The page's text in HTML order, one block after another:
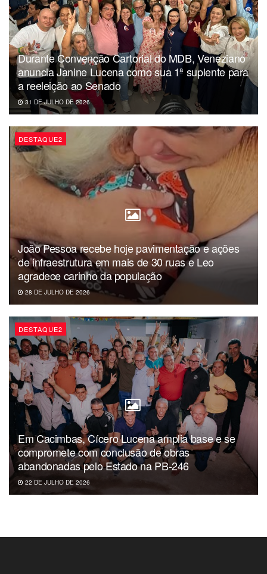
#politicaparaibana
Durante Convenção Cartorial do MDB, Veneziano
anuncia Janine Lucena como sua 1ª suplente para
a reeleição ao Senado
31 DE JULHO DE 2026
DESTAQUE2
João Pessoa recebe hoje pavimentação e ações
de infraestrutura em mais de 30 ruas e Leo
agradece carinho da população
28 DE JULHO DE 2026
DESTAQUE2
Em Cacimbas, Cícero Lucena amplia base e se
compromete com conclusão de obras
abandonadas pelo Estado na PB-246
22 DE JULHO DE 2026